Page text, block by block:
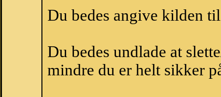
Du bedes angive kilden
Du bedes undlade at
mindre du er helt sikker